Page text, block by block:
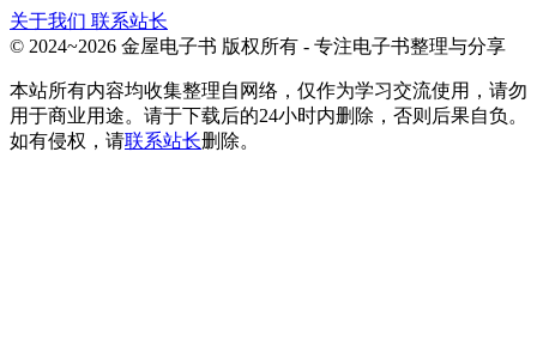
关于我们 联系站长
© 2024~2026 金屋电子书 版权所有 - 专注电子书整理与分享
本站所有内容均收集整理自网络，仅作为学习交流使用，请勿
用于商业用途。请于下载后的24小时内删除，否则后果自负。
如有侵权，请联系站长删除。